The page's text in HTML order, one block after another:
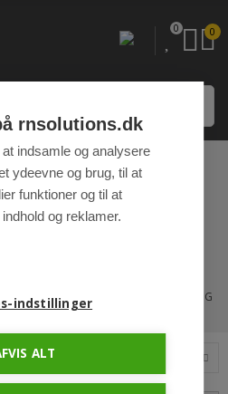
0 0
INTELLIGENT LYSSTYRING
rnsolutions.dk
indsamle og analysere
ydeevne og brug, til at
funktioner og til at
og reklamer.
indstillinger
ALT